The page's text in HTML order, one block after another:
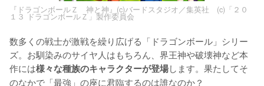
『ドラゴンボールＺ 神と神』(c)バードスタジオ／集英社 (c)「２０
１３ ドラゴンボールＺ」製作委員会
数多くの戦士が激戦を繰り広げる「ドラゴンボール」シリー
ズ。お馴染みのサイヤ人はもちろん、界王神や破壊神など本
作には様々な種族のキャラクターが登場します。果たしてそ
のなかで「最強」の座に君臨するのは誰なのか？